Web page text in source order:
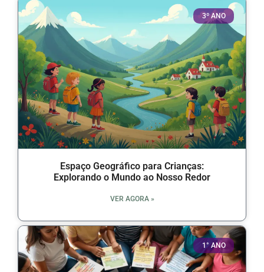
3º ANO
Espaço Geográfico para Crianças:
Explorando o Mundo ao Nosso Redor
VER AGORA »
1° ANO